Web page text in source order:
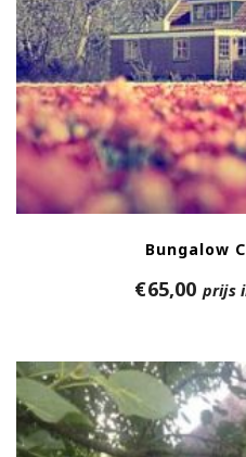
Bungalow
€65,00 prijs